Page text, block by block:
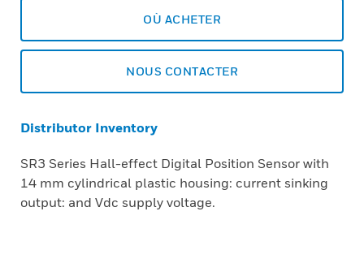
OÙ ACHETER
NOUS CONTACTER
Distributor Inventory
SR3 Series Hall-effect Digital Position Sensor with
14 mm cylindrical plastic housing: current sinking
output: and Vdc supply voltage.